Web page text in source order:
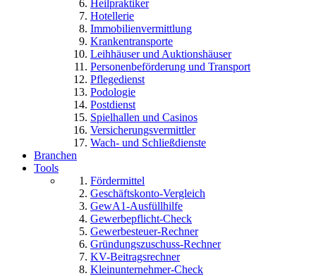
Heilpraktiker
Hotellerie
Immobilienvermittlung
Krankentransporte
Leihhäuser und Auktionshäuser
Personenbeförderung und Transport
Pflegedienst
Podologie
Postdienst
Spielhallen und Casinos
Versicherungsvermittler
Wach- und Schließdienste
Branchen
Tools
Fördermittel
Geschäftskonto-Vergleich
GewA1-Ausfüllhilfe
Gewerbepflicht-Check
Gewerbesteuer-Rechner
Gründungszuschuss-Rechner
KV-Beitragsrechner
Kleinunternehmer-Check